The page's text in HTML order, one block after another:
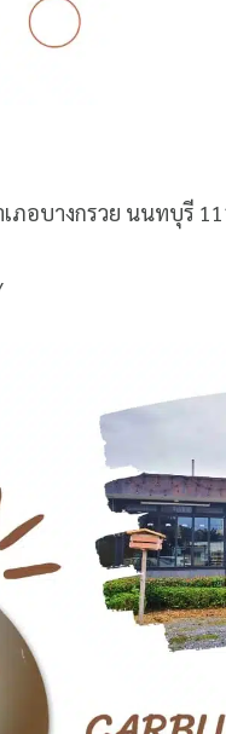
ภอบางกรวย นนทบุรี